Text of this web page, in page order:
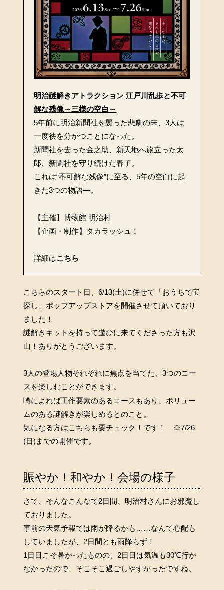
明治謎解きアトラクション 江戸川乱歩と不可
解な残像～三様の空白～
5年前に明治新聞社を襲った悲劇の末、3人は
一度袂を分かつことになった。
新聞社を去った金之助、新天地へ旅立った太
郎、新聞社を守り続けた春子。
これは“不可解な残像”に至る、5年の空白に起
きた3つの物語―。
【主催】博物館 明治村
【企画・制作】タカラッシュ！
詳細はこちら
こちらのスタート日、6/13(土)に併せて「おうちで宝
探し」ポップアップストアを開催させて頂いており
ました！
謎解きキットを持って遊びに来てくださった方も沢
山！ありがとうございます。
3人の登場人物それぞれに焦点を当てた、3つのコー
スを楽しむことができます。
噂によれば工作要素のあるコースもあり、ボリュー
ムのある謎解きが楽しめるとのこと。
気になる方はこちらも要チェック！です！ ※7/26
(日)までの開催です。
賑やか！和やか！会場の様子
さて、そんなこんなで2日間、明治村さんにお邪魔し
ておりました。
事前の天気予報では雨が降るかも……なんて心配も
していましたが、2日間とも雨降らず！
1日目こそ暑かったものの、2日目は気温も30℃行か
なかったので、そこそこ過ごしやすかったですね。